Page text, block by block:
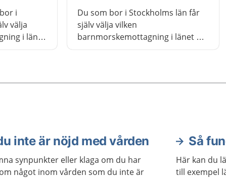
i
välja
i länet
Du som bor i Stockholms län får
själv välja vilken
barnmorskemottagning i länet du
är frivillig och kostnadsfri.
inte är nöjd med vården
synpunkter eller klaga om du har
något inom vården som du inte är
Så
Här kan du
till exempel